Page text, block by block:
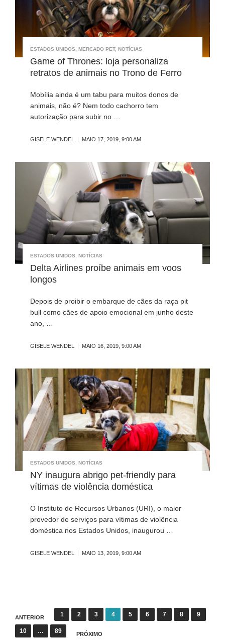
ESTADOS UNIDOS MERCADO PET, NOTÍCIAS
Game of Thrones: loja personaliza
retratos de animais no Trono de Ferro
Mobília ainda é um tabu para muitos donos de
animais, não é? Nem todo cachorro tem
autorização para subir no …
GISELE WENDEL MAIO 17, 2019, 9:00 AM
ESTADOS UNIDOS, NOTÍCIAS
Delta Airlines proíbe animais em voos
longos
Depois de proibir o embarque de cães da raça pit
bull como cães de apoio emocional em junho deste
ano, …
GISELE WENDEL MAIO 16, 2019, 9:00 AM
ESTADOS UNIDOS NOTÍCIAS
NY inaugura abrigo pet-friendly para
vítimas de violência doméstica
O Instituto de Recursos Urbanos (URI), o maior
provedor de serviços para vítimas de violência
doméstica nos Estados Unidos, inaugurou …
GISELE WENDEL MAIO 13, 2019, 9:00 AM
N
a
ANTERIOR 1 2 3 4 5 6 7 8 9
10 … 89 PRÓXIMO